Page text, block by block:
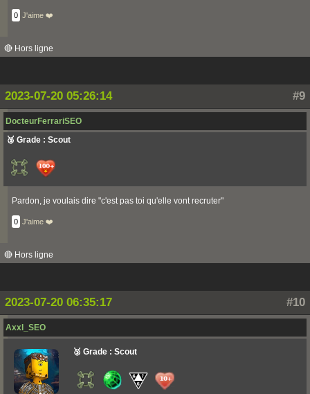
0 J'aime ❤️
🔴 Hors ligne
#9
2023-07-20 05:26:14
DocteurFerrariSEO
🥉 Grade : Scout
Pardon, je voulais dire "c'est pas toi qu'elle vont recruter"
0 J'aime ❤️
🔴 Hors ligne
#10
2023-07-20 06:35:17
Axxl_SEO
🥉 Grade : Scout